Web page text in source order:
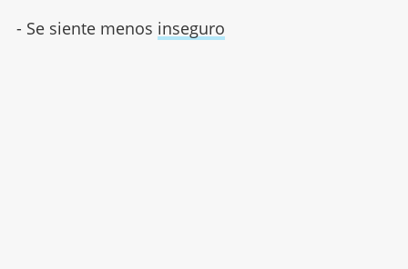
- Se siente menos inseguro